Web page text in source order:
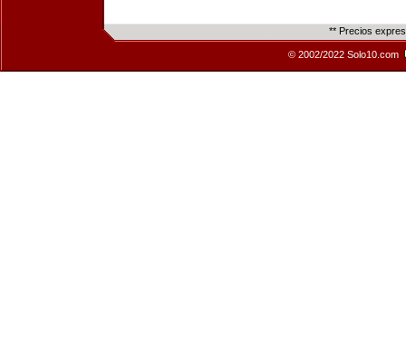
** Precios
© 2002/2022 Solo10.com